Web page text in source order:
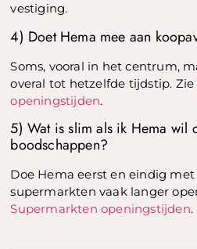
vestiging.
4) Doet Hema mee aan
Soms, vooral in het centrum,
overal tot hetzelfde tijdstip. Zie
openingstijden.
5) Wat is slim als ik Hema wil
boodschappen?
Doe Hema eerst en eindig
supermarkten vaak langer
Supermarkten openingstijden.